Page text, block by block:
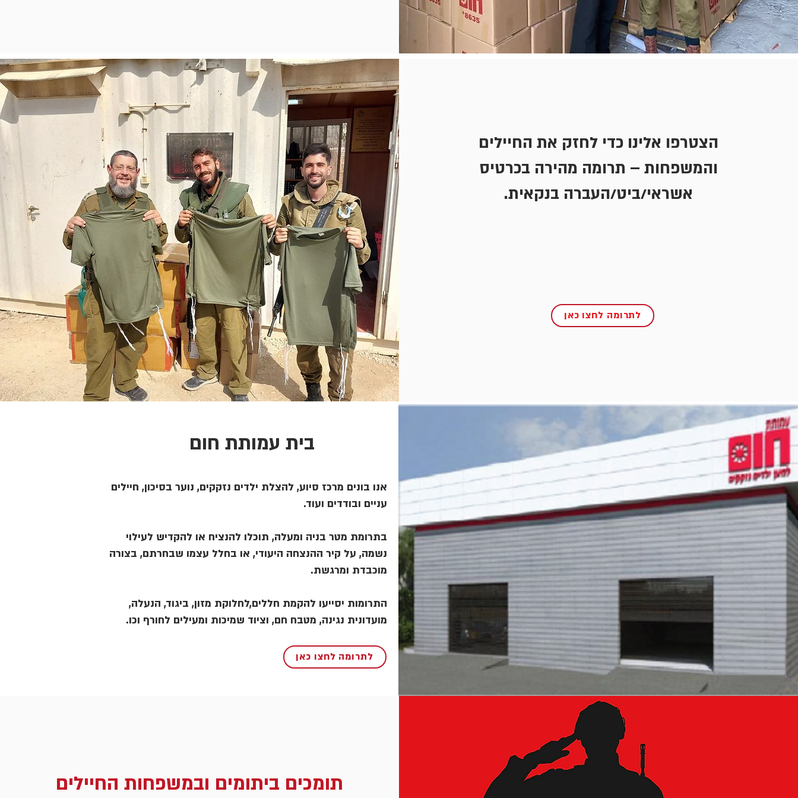
הצטרפו אלינו כדי לחזק את החיילים
והמשפחות – תרומה מהירה בכרטיס
אשראי/ביט/העברה בנקאית.
לתרומה לחצו כאן
בית עמותת חום
אנו בונים מרכז סיוע, להצלת ילדים נזקקים, נוער בסיכון, חיילים
עניים ובודדים ועוד.
בתרומת מטר בניה ומעלה, תוכלו להנציח או להקדיש לעילוי
נשמה, על קיר ההנצחה היעודי, או בחלל עצמו שבחרתם, בצורה
מוכבדת ומרגשת.
התרומות יסייעו להקמת חללים,לחלוקת מזון, ביגוד, הנעלה,
מועדונית נגינה, מטבח חם, וציוד שמיכות ומעילים לחורף וכו.
לתרומה לחצו כאן
תומכים ביתומים ובמשפחות החיילים